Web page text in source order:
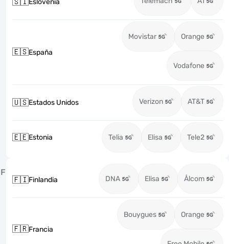
Eslovenia
🇪🇸España
Movistar Orange
Vodafone
🇺🇸Estados Unidos Verizon AT&T
🇪🇪Estonia Telia Elisa Tele2
F
🇫🇮Finlandia DNA Elisa Ålcom
🇫🇷Francia
Bouygues Orange